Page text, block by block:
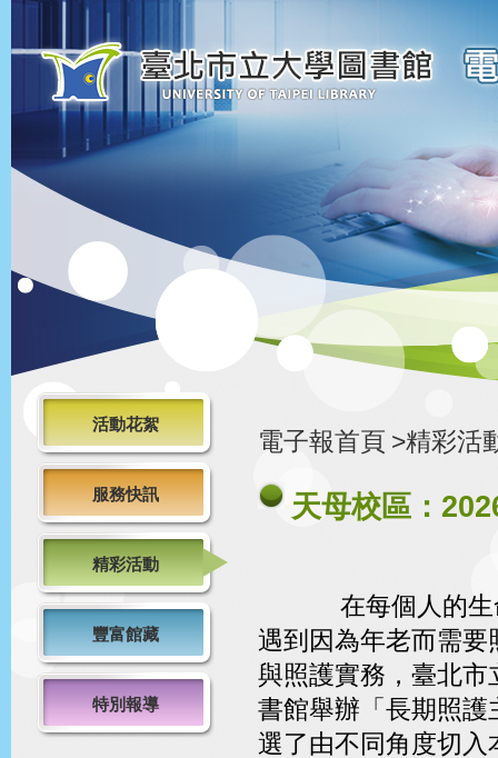
活動花絮
服務快訊
精彩活動
豐富館藏
特別報導
電子報首頁 >精彩活
天母校區：
在每個人的生
遇到因為年老而需
與照護實務，臺北
書館舉辦「長期照
選了由不同角度切